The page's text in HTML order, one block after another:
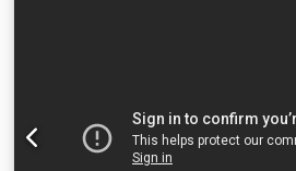
ohne Gewährleistung. (siehe unsere
Geschäftsbedingungen) Für eine